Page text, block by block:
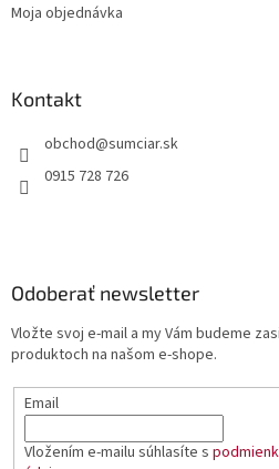
Moja objednávka
Kontakt
obchod@sumciar.sk
0915 728 726
Odoberať newsletter
Vložte svoj e-mail a my Vám budeme
produktoch na našom e-shope.
Email
Vložením e-mailu súhlasíte s